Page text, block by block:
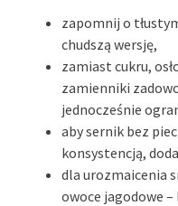
zapomnij o
chudszą wersję,
zamiast cukru,
zamienniki
jednocześnie
aby sernik bez
konsystencją,
dla urozmaicenia
owoce jagodowe